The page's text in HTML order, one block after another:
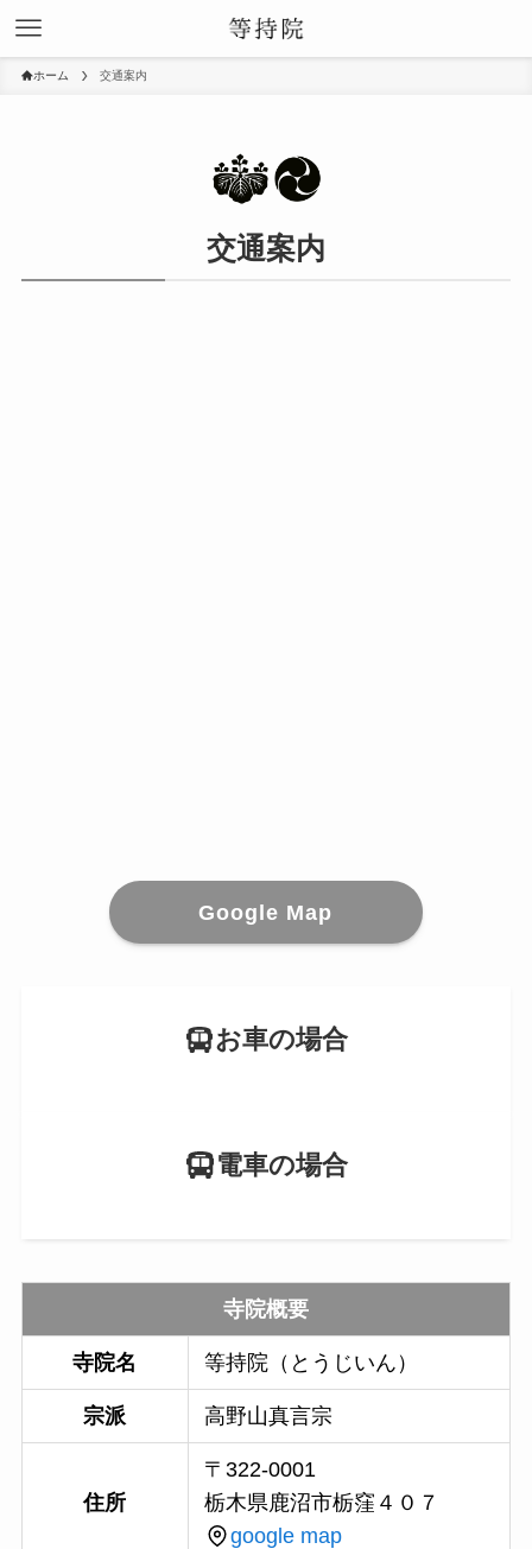
ホーム 交通案内
交通案内
Google Map
お車の場合
電車の場合
寺院概要
寺院名 等持院（とうじいん）
宗派 高野山真言宗
住所
〒322-0001
栃木県鹿沼市栃窪４０７
google map